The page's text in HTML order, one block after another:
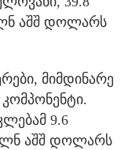
აშშ დოლარს
მიმდინარე
9.6
აშშ დოლარს